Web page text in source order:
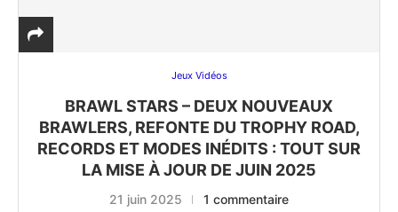
Jeux Vidéos
BRAWL STARS – DEUX NOUVEAUX
BRAWLERS, REFONTE DU TROPHY ROAD,
RECORDS ET MODES INÉDITS : TOUT SUR
LA MISE À JOUR DE JUIN 2025
21 juin 2025 1 commentaire